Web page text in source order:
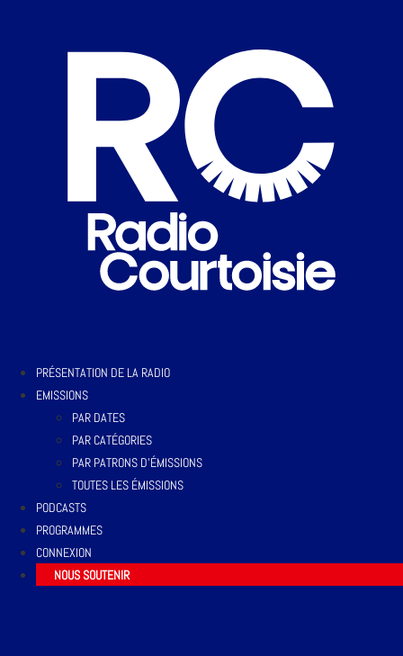
PRÉSENTATION DE LA RADIO
EMISSIONS
PAR DATES
PAR CATÉGORIES
PAR PATRONS D’ÉMISSIONS
TOUTES LES ÉMISSIONS
PODCASTS
PROGRAMMES
CONNEXION
NOUS SOUTENIR